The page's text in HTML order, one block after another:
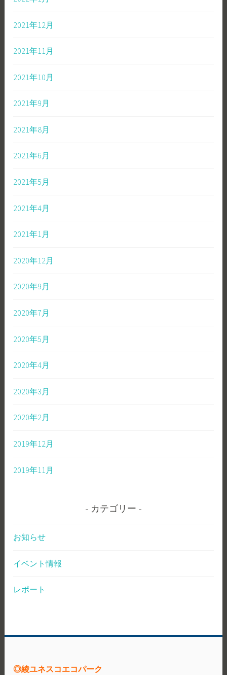
2021年12月
2021年11月
2021年10月
2021年9月
2021年8月
2021年6月
2021年5月
2021年4月
2021年1月
2020年12月
2020年9月
2020年7月
2020年5月
2020年4月
2020年3月
2020年2月
2019年12月
2019年11月
カテゴリー
お知らせ
イベント情報
レポート
◎綾ユネスコエコパーク